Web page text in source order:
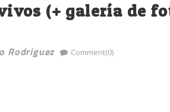
(+ galería de
Rodriguez Comment(0)